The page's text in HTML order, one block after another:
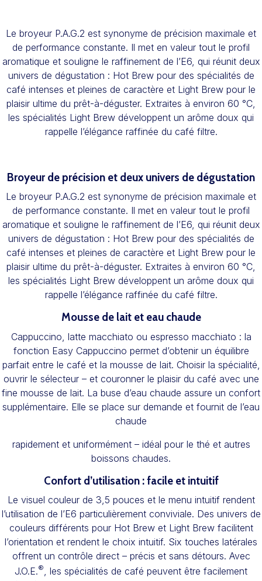
Le broyeur P.A.G.2 est synonyme de précision maximale et
de performance constante. Il met en valeur tout le profil
aromatique et souligne le raffinement de l’E6, qui réunit deux
univers de dégustation : Hot Brew pour des spécialités de
café intenses et pleines de caractère et Light Brew pour le
plaisir ultime du prêt-à-déguster. Extraites à environ 60 °C,
les spécialités Light Brew développent un arôme doux qui
rappelle l’élégance raffinée du café filtre.
Broyeur de précision et deux univers de dégustation
Le broyeur P.A.G.2 est synonyme de précision maximale et
de performance constante. Il met en valeur tout le profil
aromatique et souligne le raffinement de l’E6, qui réunit deux
univers de dégustation : Hot Brew pour des spécialités de
café intenses et pleines de caractère et Light Brew pour le
plaisir ultime du prêt-à-déguster. Extraites à environ 60 °C,
les spécialités Light Brew développent un arôme doux qui
rappelle l’élégance raffinée du café filtre.
Mousse de lait et eau chaude
Cappuccino, latte macchiato ou espresso macchiato : la
fonction Easy Cappuccino permet d’obtenir un équilibre
parfait entre le café et la mousse de lait. Choisir la spécialité,
ouvrir le sélecteur – et couronner le plaisir du café avec une
fine mousse de lait. La buse d’eau chaude assure un confort
supplémentaire. Elle se place sur demande et fournit de l’eau
chaude
rapidement et uniformément – idéal pour le thé et autres
boissons chaudes.
Confort d’utilisation : facile et intuitif
Le visuel couleur de 3,5 pouces et le menu intuitif rendent
l’utilisation de l’E6 particulièrement conviviale. Des univers de
couleurs différents pour Hot Brew et Light Brew facilitent
l’orientation et rendent le choix intuitif. Six touches latérales
offrent un contrôle direct – précis et sans détours. Avec
J.O.E.®, les spécialités de café peuvent être facilement